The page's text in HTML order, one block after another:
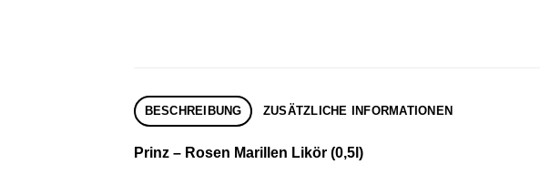
BESCHREIBUNG ZUSÄTZLICHE INFORMATIONEN
Prinz – Rosen Marillen Likör (0,5l)